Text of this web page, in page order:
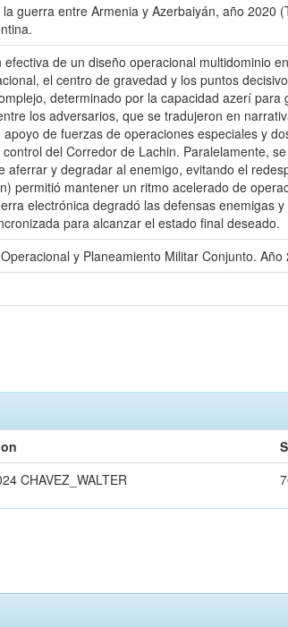
guerra entre Armenia y Azerbaiyán, año
de un diseño operacional multidominio
el centro de gravedad y los puntos
determinado por la capacidad azerí
los adversarios, que se tradujeron en
de fuerzas de operaciones especiales y
del Corredor de Lachin. Paralelamente,
y degradar al enemigo, evitando el
permitió mantener un ritmo acelerado de
electrónica degradó las defensas enemigas
para alcanzar el estado final deseado.
y Planeamiento Militar Conjunto. Año
CHAVEZ_WALTER